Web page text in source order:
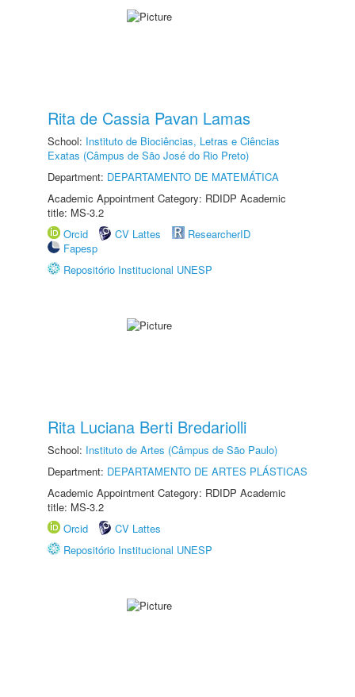
Rita de Cassia Pavan Lamas
School: Instituto de Biociências, Letras e Ciências
Exatas (Câmpus de São José do Rio Preto)
Department: DEPARTAMENTO DE MATEMÁTICA
Academic Appointment Category: RDIDP Academic
title: MS-3.2
Orcid
CV Lattes
ResearcherID
Fapesp
Repositório Institucional UNESP
Rita Luciana Berti Bredariolli
School: Instituto de Artes (Câmpus de São Paulo)
Department: DEPARTAMENTO DE ARTES PLÁSTICAS
Academic Appointment Category: RDIDP Academic
title: MS-3.2
Orcid
CV Lattes
Repositório Institucional UNESP